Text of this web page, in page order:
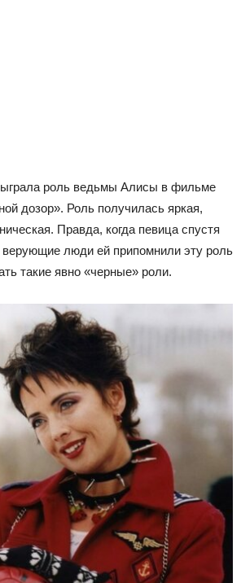
роль ведьмы Алисы в фильме
дозор». Роль получилась яркая,
Правда, когда певица спустя
верующие люди ей припомнили эту роль
такие явно «черные» роли.